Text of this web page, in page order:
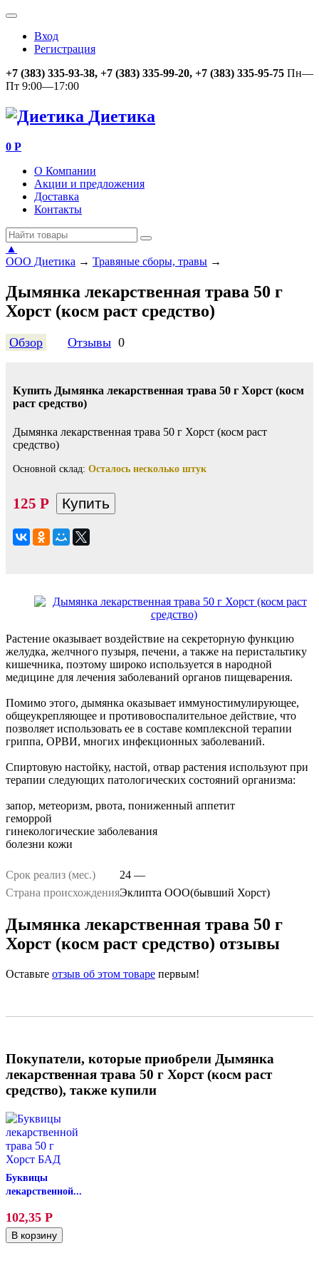
Вход
Регистрация
+7 (383) 335-93-38, +7 (383) 335-99-20, +7 (383) 335-95-75 Пн—
Пт 9:00—17:00
Диетика
0 Р
О Компании
Акции и предложения
Доставка
Контакты
▲
ООО Диетика → Травяные сборы, травы →
Дымянка лекарственная трава 50 г
Хорст (косм раст средство)
Обзор Отзывы 0
Купить Дымянка лекарственная трава 50 г Хорст (косм
раст средство)
Дымянка лекарственная трава 50 г Хорст (косм раст
средство)
Основной склад: Осталось несколько штук
125 Р
Растение оказывает воздействие на секреторную функцию
желудка, желчного пузыря, печени, а также на перистальтику
кишечника, поэтому широко используется в народной
медицине для лечения заболеваний органов пищеварения.
Помимо этого, дымянка оказывает иммуностимулирующее,
общеукрепляющее и противовоспалительное действие, что
позволяет использовать ее в составе комплексной терапии
гриппа, ОРВИ, многих инфекционных заболеваний.
Спиртовую настойку, настой, отвар растения используют при
терапии следующих патологических состояний организма:
запор, метеоризм, рвота, пониженный аппетит
геморрой
гинекологические заболевания
болезни кожи
Срок реализ (мес.)
24 —
Страна происхожденияЭклипта ООО(бывший Хорст)
Дымянка лекарственная трава 50 г
Хорст (косм раст средство) отзывы
Оставьте отзыв об этом товаре первым!
Покупатели, которые приобрели Дымянка
лекарственная трава 50 г Хорст (косм раст
средство), также купили
Буквицы
лекарственной...
102,35 Р